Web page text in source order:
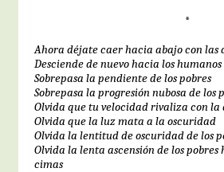
*
Ahora déjate caer hacia abajo con las
Desciende de nuevo hacia los
Sobrepasa la pendiente de los pobres
Sobrepasa la progresión nubosa de los
Olvida que tu velocidad rivaliza con la
Olvida que la luz mata a la oscuridad
Olvida la lentitud de oscuridad de los
Olvida la lenta ascensión de los
cimas